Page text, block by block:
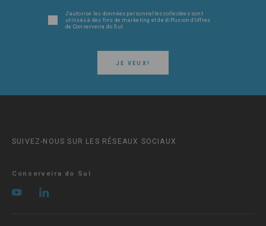
JE VEUX!
J'autorise les données personnelles collectées sont
utilisés à des fins de marketing et de diffusion d'offres
de Conserveira do Sul.
SUIVEZ-NOUS SUR LES RÉSEAUX SOCIAUX
Conserveira do Sul